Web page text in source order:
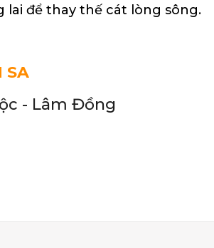
để thay thế cát lòng sông.
SA
- Lâm Đồng